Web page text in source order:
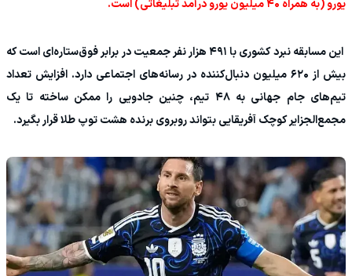
یورو (به همراه ۴۰ میلیون یورو درآمد تبلیغاتی) است.
این مسابقه نبرد کشوری با ۴۹۱ هزار نفر جمعیت در برابر فوق‌ستاره‌ای است که
بیش از ۶۲۰ میلیون دنبال‌کننده در رسانه‌های اجتماعی دارد. افزایش تعداد
تیم‌های جام جهانی به ۴۸ تیم، چنین جادویی را ممکن ساخته تا یک
مجمع‌الجزایر کوچک آفریقایی بتواند روبروی برنده هشت توپ طلا قرار بگیرد.